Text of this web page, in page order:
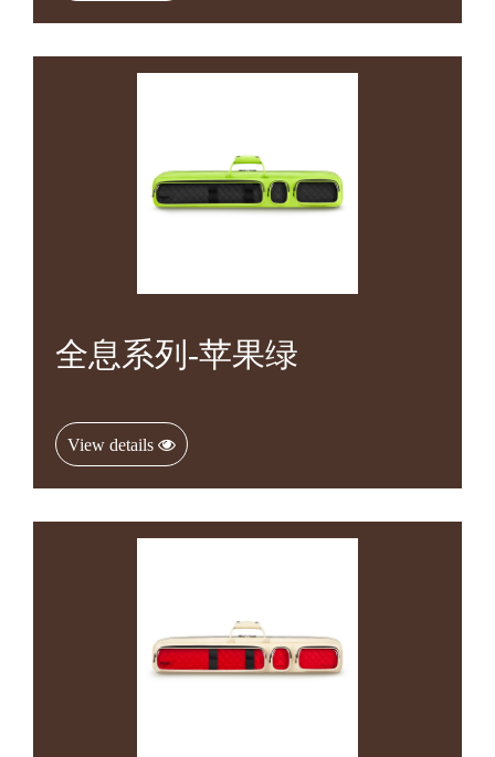
全息系列-苹果绿
View details